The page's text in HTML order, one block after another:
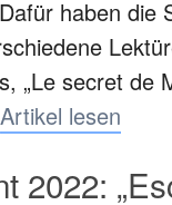
haben die
„Le secret de
Artikel lesen
2022: